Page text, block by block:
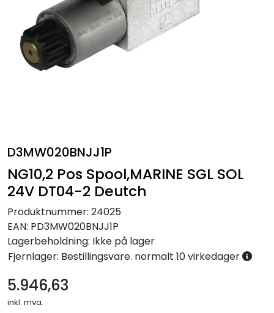
D3MW020BNJJ1P
NG10,2 Pos Spool,MARINE SGL SOL
24V DT04-2 Deutch
Produktnummer: 24025
EAN: PD3MW020BNJJ1P
Lagerbeholdning: Ikke på lager
Fjernlager: Bestillingsvare. normalt 10 virkedager
5.946,63
inkl. mva.
Annet